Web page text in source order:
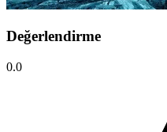
Değerlendirme
0.0